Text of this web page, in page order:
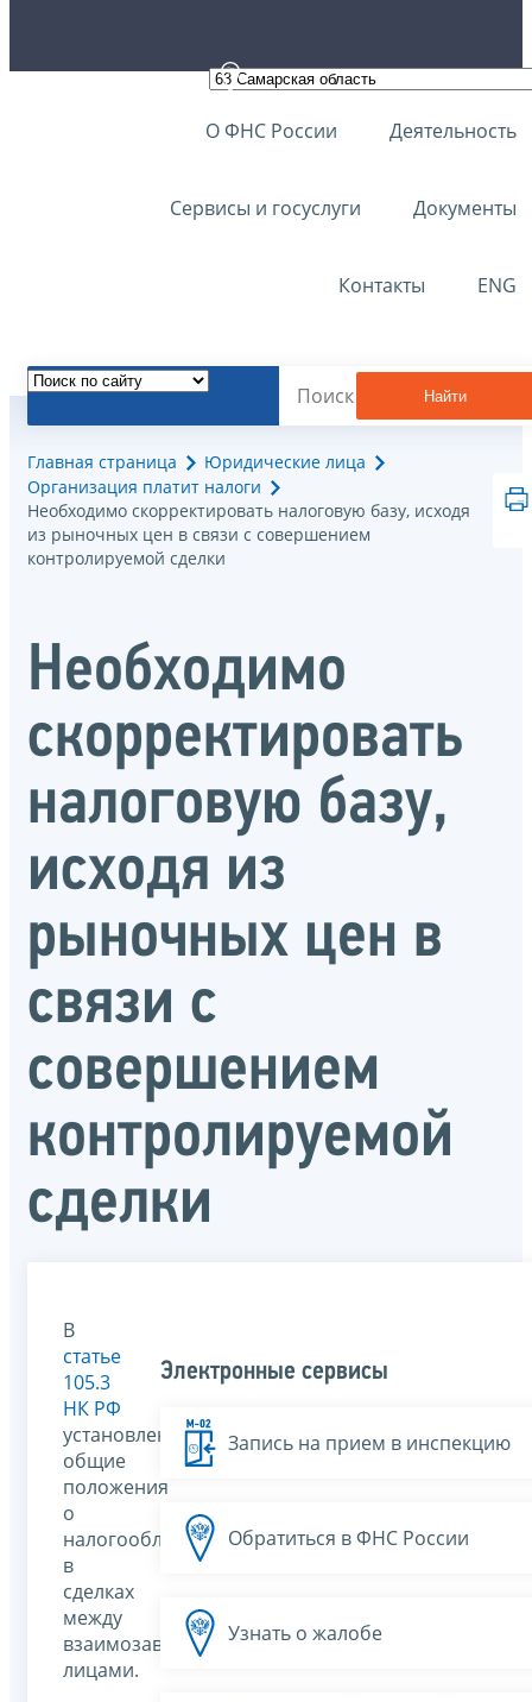
О ФНС России Деятельность
Сервисы и госуслуги Документы
Контакты ENG
Найти
Главная страница
Юридические лица
Организация платит налоги
Необходимо скорректировать налоговую базу, исходя
из рыночных цен в связи с совершением
контролируемой сделки
Необходимо
скорректировать
налоговую базу,
исходя из
рыночных цен в
связи с
совершением
контролируемой
сделки
В
статье
105.3
НК РФ
установлены
общие
положения
о
налогообложении
в
сделках
между
взаимозависимыми
лицами.
Электронные сервисы
Запись на прием в инспекцию
Обратиться в ФНС России
Узнать о жалобе